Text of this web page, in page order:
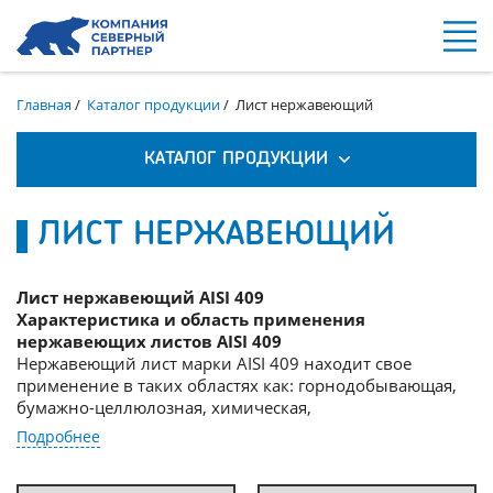
Главная/ Каталог продукции/ Лист нержавеющий
КАТАЛОГ ПРОДУКЦИИ
ЛИСТ НЕРЖАВЕЮЩИЙ
Подробнее
Лист нержавеющий AISI 409
Характеристика и область применения
нержавеющих листов AISI 409
Нержавеющий лист марки AISI 409 находит свое
применение в таких областях как: горнодобывающая,
бумажно-целлюлозная, химическая,
машиностроительная и т.д.
Листы из данной марки стали обладают высокой